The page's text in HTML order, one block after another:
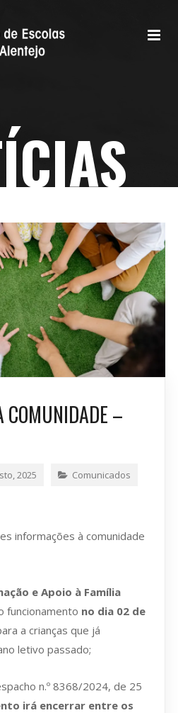
COMUNIDADE –
2025 Comunicados
informações à comunidade
e Apoio à Família
funcionamento no dia 02 de
a crianças que já
letivo passado;
n.º 8368/2024, de 25
irá encerrar entre os